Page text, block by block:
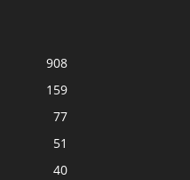
908
159
77
51
40